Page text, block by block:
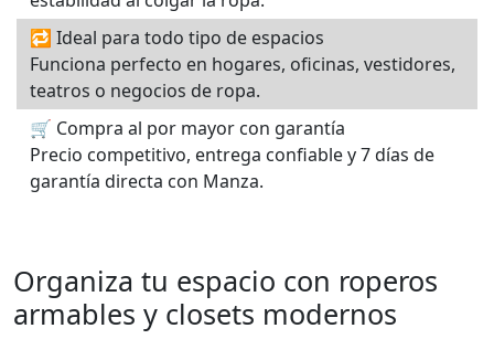
🔁 Ideal para todo tipo de espacios
Funciona perfecto en hogares, oficinas, vestidores,
teatros o negocios de ropa.
🛒 Compra al por mayor con garantía
Precio competitivo, entrega confiable y 7 días de
garantía directa con Manza.
Organiza tu espacio con roperos
armables y closets modernos